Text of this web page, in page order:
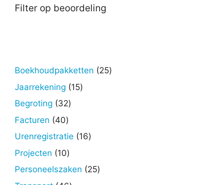
Filter op beoordeling
Boekhoudpakketten 2525
Jaarrekening 1515
Begroting 3232
Facturen 4040
producten
Urenregistratie 1616
Projecten 1010
producten
Personeelszaken 2525